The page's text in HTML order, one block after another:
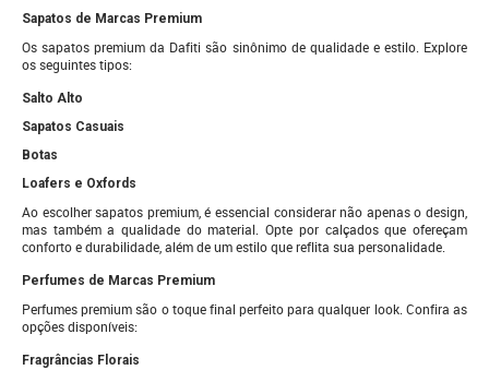
Sapatos de Marcas Premium
Os sapatos premium da Dafiti são sinônimo de qualidade e estilo. Explore
os seguintes tipos:
Salto Alto
Sapatos Casuais
Botas
Loafers e Oxfords
Ao escolher sapatos premium, é essencial considerar não apenas o design,
mas também a qualidade do material. Opte por calçados que ofereçam
conforto e durabilidade, além de um estilo que reflita sua personalidade.
Perfumes de Marcas Premium
Perfumes premium são o toque final perfeito para qualquer look. Confira as
opções disponíveis:
Fragrâncias Florais